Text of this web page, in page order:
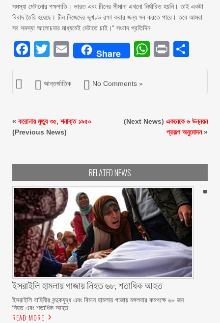
সমস্যা মেটানোর পক্ষপাতি। ভারত এবং চীনের সীমানা এখনো নির্ধারিত হয়নি। তাই একটা
বিবাদ তৈরি হয়েছে। চীন নিজেদের ভূখণ্ড রক্ষা করার জন্য সব করতে পারে। তবে আমরা
সব সমস্যা আলোচনার মাধ্যমেই মেটাতে চাই।” সংবাদ প্রতিদিন
Facebook
Twitter
EmailShare Print
আন্তর্জাতিক No Comments »
« করোনায় মৃত্যু ৩৫, শনাক্ত ১৯৫০
(Previous News)
(Next News) একনেকে ৬ উন্নয়ন
প্রকল্প অনুমোদন»
RELATED NEWS
ইসরাইলি হামলায় গাজায় নিহত ৬৮, শতাধিক আহত
ইসরাইলি বাহিনীর বন্দুকযুদ্ধ এবং বিমান হামলায় গাজায় মঙ্গলবার কমপক্ষে ৬৮ জন
নিহত এবং শতাধিক আহত
READ MORE